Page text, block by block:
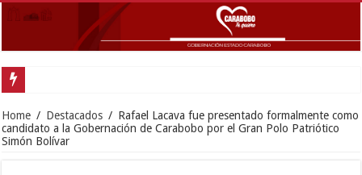
Home / Destacados / Rafael Lacava fue presentado formalmente como
candidato a la Gobernación de Carabobo por el Gran Polo Patriótico
Simón Bolívar